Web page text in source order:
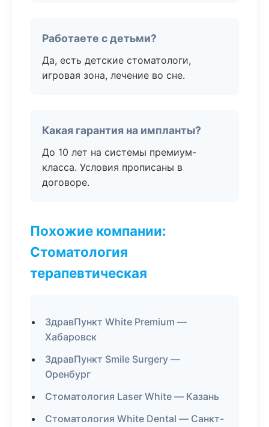
Работаете с детьми?
Да, есть детские стоматологи,
игровая зона, лечение во сне.
Какая гарантия на импланты?
До 10 лет на системы премиум-
класса. Условия прописаны в
договоре.
Похожие компании:
Стоматология
терапевтическая
ЗдравПункт White Premium —
Хабаровск
ЗдравПункт Smile Surgery —
Оренбург
Стоматология Laser White — Казань
Стоматология White Dental — Санкт-